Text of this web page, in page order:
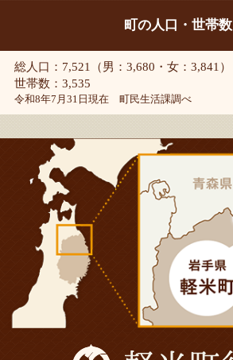
町の人口・世帯数
総人口：7,521（男：3,680・女：3,841）
世帯数：3,535
令和8年7月31日現在 町民生活課調べ